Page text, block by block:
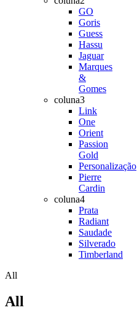
GO
Goris
Guess
Hassu
Jaguar
Marques
&
Gomes
coluna3
Link
One
Orient
Passion
Gold
Personalização
Pierre
Cardin
coluna4
Prata
Radiant
Saudade
Silverado
Timberland
All
All